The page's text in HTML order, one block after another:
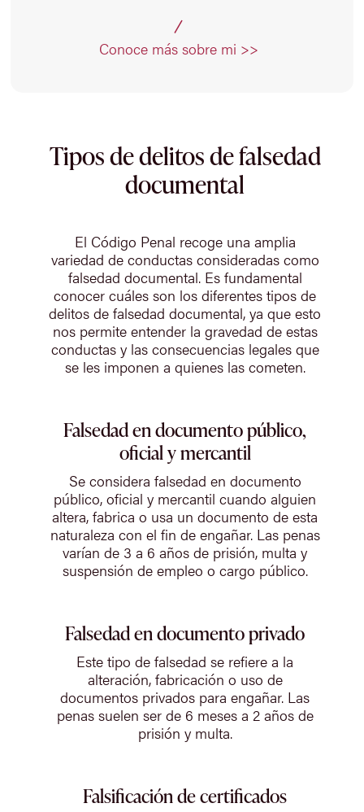
Conoce más sobre mi >>
Tipos de delitos de falsedad
documental
El Código Penal recoge una amplia
variedad de conductas consideradas como
falsedad documental. Es fundamental
conocer cuáles son los diferentes tipos de
delitos de falsedad documental, ya que esto
nos permite entender la gravedad de estas
conductas y las consecuencias legales que
se les imponen a quienes las cometen.
Falsedad en documento público,
oficial y mercantil
Se considera falsedad en documento
público, oficial y mercantil cuando alguien
altera, fabrica o usa un documento de esta
naturaleza con el fin de engañar. Las penas
varían de 3 a 6 años de prisión, multa y
suspensión de empleo o cargo público.
Falsedad en documento privado
Este tipo de falsedad se refiere a la
alteración, fabricación o uso de
documentos privados para engañar. Las
penas suelen ser de 6 meses a 2 años de
prisión y multa.
Falsificación de certificados